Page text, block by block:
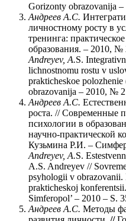
Gorizonty obrazovanija
Андреев А.С.
личностному росту в
тренинга:
образования. – 2010, №
Andreyev, A.S.
lichnostnomu rostu v
prakticheskoe
obrazovanija – 2010, №
Андреев А.С.
роста. // Современные
психологии в
научно-практической
Кузьмина Р.И. –
Andreyev, A.S.
A.S. Andreyev //
psyhologii v
prakticheskoj
Simferopol’ – 2010 – S.
Андреев А.С. Методы